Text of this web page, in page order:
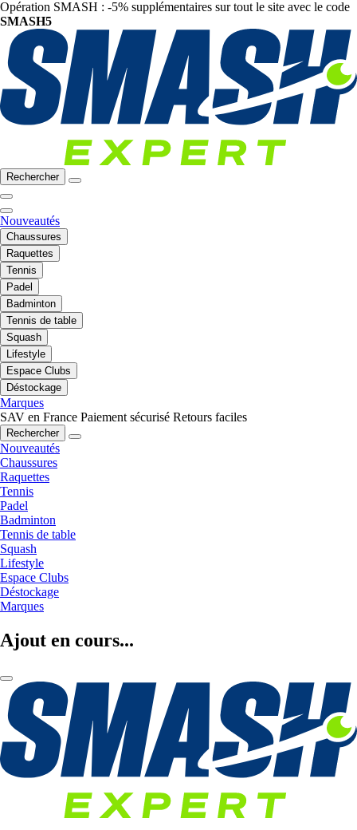
Opération SMASH : -5% supplémentaires sur tout le site avec le code
SMASH5
Rechercher
Nouveautés
Chaussures
Raquettes
Tennis
Padel
Badminton
Tennis de table
Squash
Lifestyle
Espace Clubs
Déstockage
Marques
SAV en France Paiement sécurisé Retours faciles
Rechercher
Nouveautés
Chaussures
Raquettes
Tennis
Padel
Badminton
Tennis de table
Squash
Lifestyle
Espace Clubs
Déstockage
Marques
Ajout en cours...